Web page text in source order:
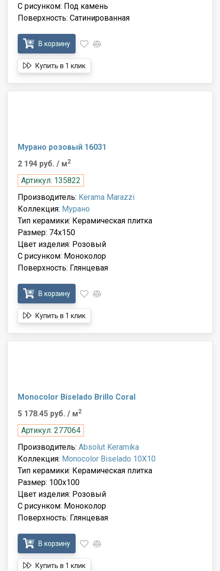
С рисунком: Под камень
Поверхность: Сатинированная
В корзину
Купить в 1 клик
Мурано розовый 16031
2 194 руб. / м2
Артикул: 135822
Производитель: Kerama Marazzi
Коллекция: Мурано
Тип керамики: Керамическая плитка
Размер: 74x150
Цвет изделия: Розовый
С рисунком: Моноколор
Поверхность: Глянцевая
В корзину
Купить в 1 клик
Monocolor Biselado Brillo Coral
5 178.45 руб. / м2
Артикул: 277064
Производитель: Absolut Keramika
Коллекция: Monocolor Biselado 10X10
Тип керамики: Керамическая плитка
Размер: 100x100
Цвет изделия: Розовый
С рисунком: Моноколор
Поверхность: Глянцевая
В корзину
Купить в 1 клик